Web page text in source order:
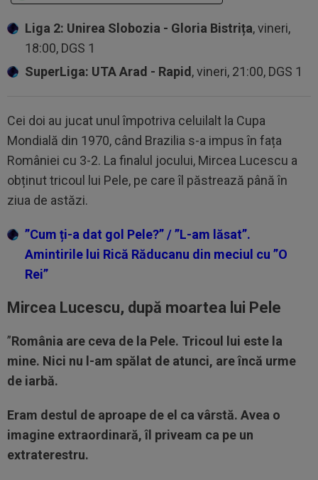
Liga 2: Unirea Slobozia - Gloria Bistrița, vineri,
18:00, DGS 1
SuperLiga: UTA Arad - Rapid, vineri, 21:00, DGS 1
Cei doi au jucat unul împotriva celuilalt la Cupa
Mondială din 1970, când Brazilia s-a impus în fața
României cu 3-2. La finalul jocului, Mircea Lucescu a
obținut tricoul lui Pele, pe care îl păstrează până în
ziua de astăzi.
”Cum ți-a dat gol Pele?” / ”L-am lăsat”.
Amintirile lui Rică Răducanu din meciul cu ”O
Rei”
Mircea Lucescu, după moartea lui Pele
”România are ceva de la Pele. Tricoul lui este la
mine. Nici nu l-am spălat de atunci, are încă urme
de iarbă.
Eram destul de aproape de el ca vârstă. Avea o
imagine extraordinară, îl priveam ca pe un
extraterestru.